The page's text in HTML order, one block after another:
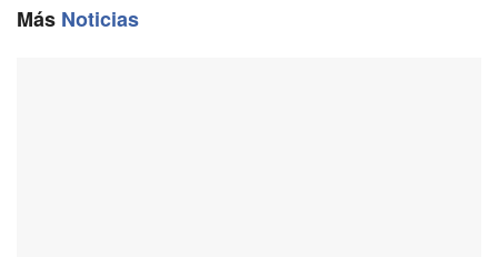
o
a
Más Noticias